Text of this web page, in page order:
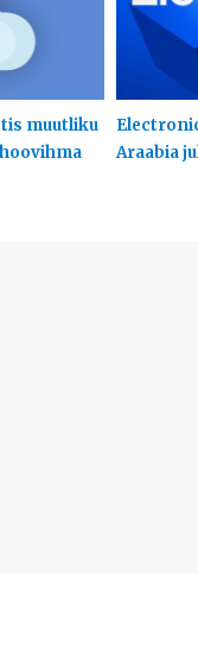
muutliku
Araabia